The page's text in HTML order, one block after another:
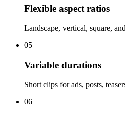
Flexible aspect ratios
Landscape, vertical, square,
05
Variable durations
Short clips for ads, posts,
06